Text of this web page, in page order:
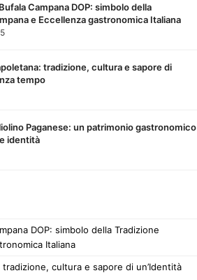
Campana DOP: simbolo della
e Eccellenza gastronomica Italiana
tradizione, cultura e sapore di
tempo
Paganese: un patrimonio gastronomico
identità
DOP: simbolo della Tradizione
Italiana
tradizione, cultura e sapore di un’Identità